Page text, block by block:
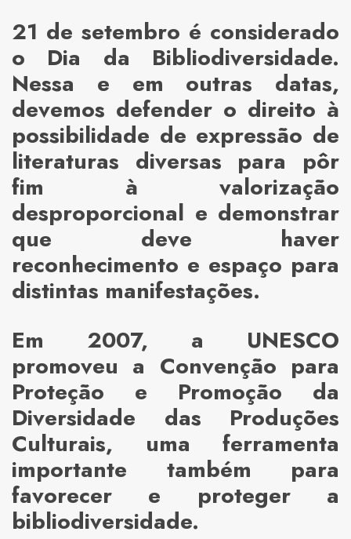
21 de setembro é considerado
o Dia da Bibliodiversidade.
Nessa e em outras datas,
devemos defender o direito à
possibilidade de expressão de
literaturas diversas para pôr
fim à valorização
desproporcional e demonstrar
que deve haver
reconhecimento e espaço para
distintas manifestações.
Em 2007, a UNESCO
promoveu a Convenção para
Proteção e Promoção da
Diversidade das Produções
Culturais, uma ferramenta
importante também para
favorecer e proteger a
bibliodiversidade.